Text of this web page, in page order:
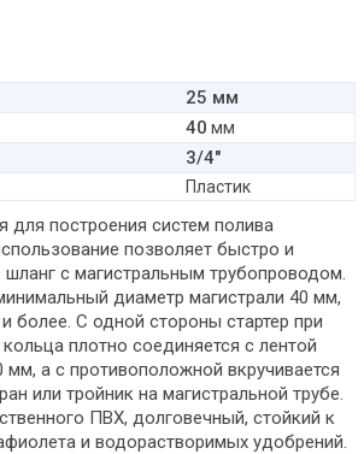
25 мм
40 мм
3/4"
Пластик
для построения систем полива
позволяет быстро и
с магистральным трубопроводом.
диаметр магистрали 40 мм,
более. С одной стороны стартер при
плотно соединяется с лентой
а с противоположной вкручивается
или тройник на магистральной трубе.
ПВХ, долговечный, стойкий к
и водорастворимых удобрений.